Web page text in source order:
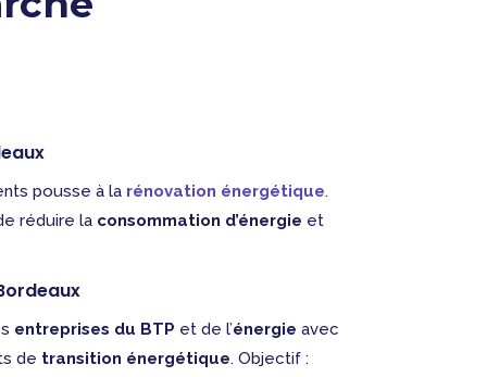
pousse à la rénovation énergétique.
réduire la consommation d’énergie et
entreprises du BTP et de l’énergie avec
de transition énergétique. Objectif :